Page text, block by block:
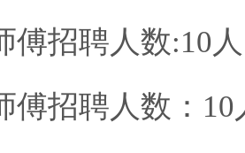
傅招聘人数
傅招聘人数：